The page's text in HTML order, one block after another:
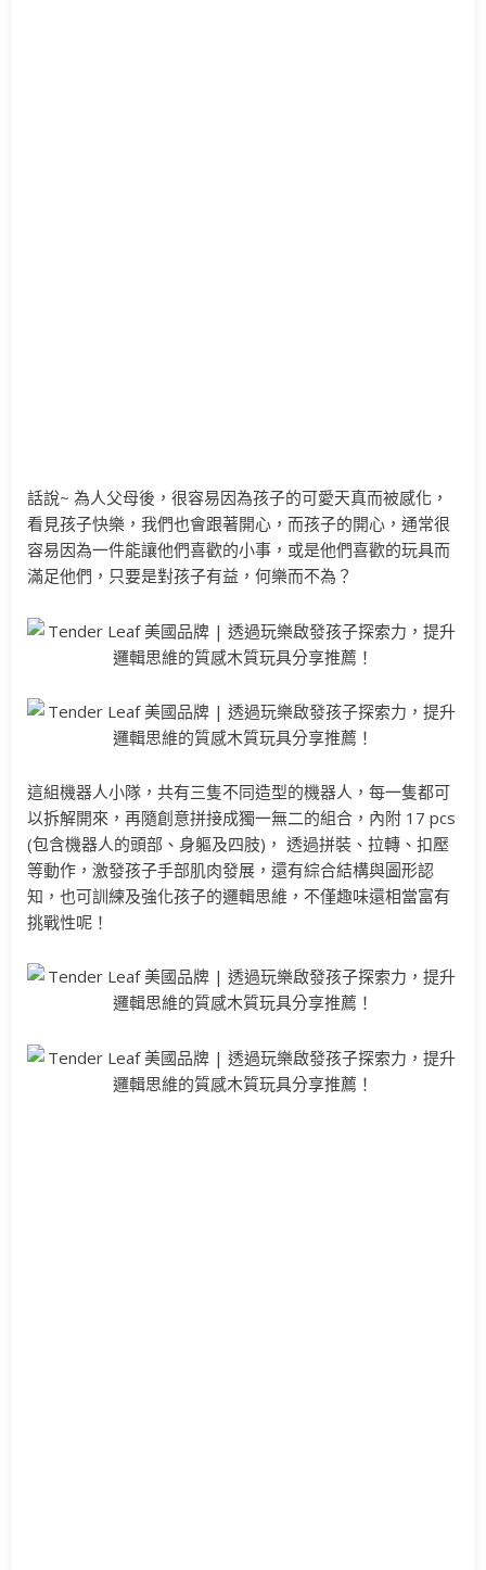
話說~ 為人父母後，很容易因為孩子的可愛天真而被感化，
看見孩子快樂，我們也會跟著開心，而孩子的開心，通常很
容易因為一件能讓他們喜歡的小事，或是他們喜歡的玩具而
滿足他們，只要是對孩子有益，何樂而不為？
這組機器人小隊，共有三隻不同造型的機器人，每一隻都可
以拆解開來，再隨創意拼接成獨一無二的組合，內附 17 pcs
(包含機器人的頭部、身軀及四肢)， 透過拼裝、拉轉、扣壓
等動作，激發孩子手部肌肉發展，還有綜合結構與圖形認
知，也可訓練及強化孩子的邏輯思維，不僅趣味還相當富有
挑戰性呢！